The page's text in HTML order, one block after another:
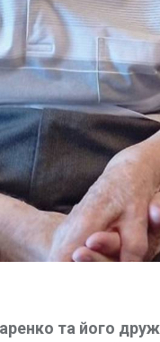
та його